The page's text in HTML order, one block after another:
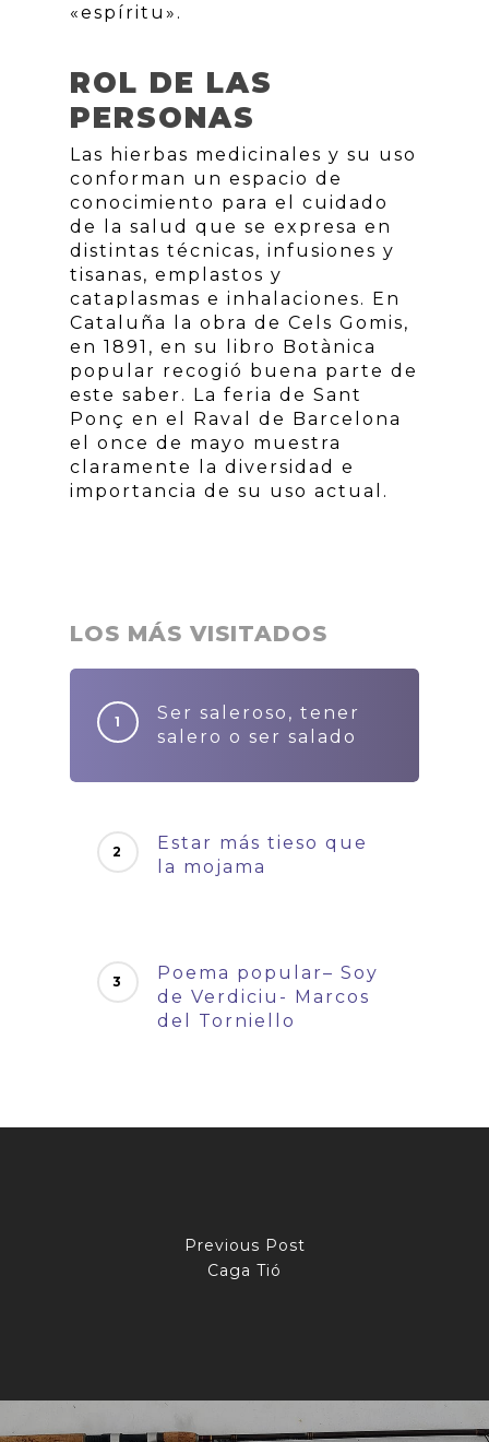
«espíritu».
ROL DE LAS
PERSONAS
Las hierbas medicinales y su uso
conforman un espacio de
conocimiento para el cuidado
de la salud que se expresa en
distintas técnicas, infusiones y
tisanas, emplastos y
cataplasmas e inhalaciones. En
Cataluña la obra de Cels Gomis,
en 1891, en su libro Botànica
popular recogió buena parte de
este saber. La feria de Sant
Ponç en el Raval de Barcelona
el once de mayo muestra
claramente la diversidad e
importancia de su uso actual.
LOS MÁS VISITADOS
Ser saleroso, tener
salero o ser salado
Estar más tieso que
la mojama
Poema popular– Soy
de Verdiciu- Marcos
del Torniello
Previous Post
Caga Tió